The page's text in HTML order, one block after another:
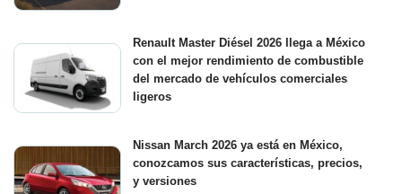
Renault Master Diésel 2026 llega a México
con el mejor rendimiento de combustible
del mercado de vehículos comerciales
ligeros
Nissan March 2026 ya está en México,
conozcamos sus características, precios,
y versiones